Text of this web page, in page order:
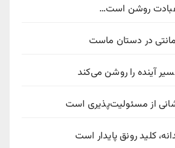
روشن است…
در دستان ماست
آینده را روشن می‌کند
از مسئولیت‌پذیری است
کلید رونق پایدار است